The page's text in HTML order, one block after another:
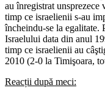
au înregistrat
timp ce israelienii s-au
încheindu-se la egalitate.
Israelului data din anul
timp ce israelienii au
2010 (2-0 la Timişoara,
Reacții după meci: